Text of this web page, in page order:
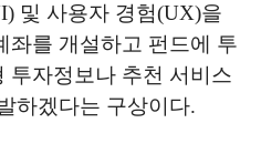
및 사용자 경험(UX)을
좌를 개설하고 펀드에 투
투자정보나 추천 서비스
하겠다는 구상이다.